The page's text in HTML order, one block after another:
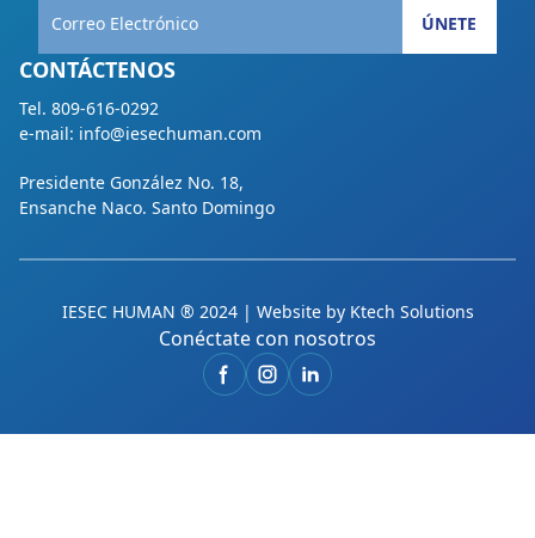
ÚNETE
CONTÁCTENOS
Tel. 809-616-0292
e-mail: info@iesechuman.com
Presidente González No. 18,
Ensanche Naco. Santo Domingo
IESEC HUMAN ® 2024 | Website by Ktech Solutions
Conéctate con nosotros